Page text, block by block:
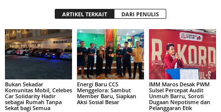
ARTIKEL TERKAIT DARI PENULIS
Bukan Sekadar
Komunitas Mobil, Celebes
Car Solidarity Hadir
sebagai Rumah Tanpa
Sekat bagi Semua
Energi Baru CCS
Menggelora: Sambut
Member Baru, Siapkan
Aksi Sosial Besar
IMM Maros Desak PWM
Sulsel Percepat Audit
Unmuh Barru, Soroti
Dugaan Nepotisme dan
Pelanggaran Etik